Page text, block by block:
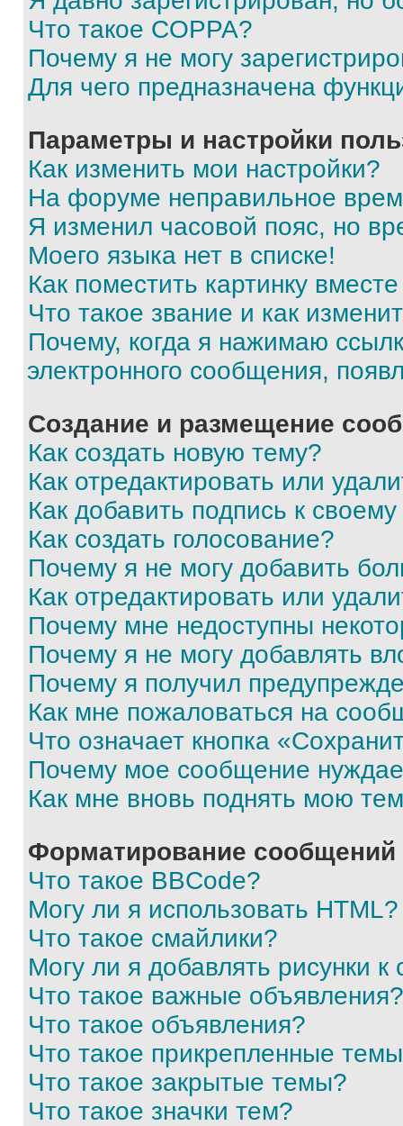
Что такое COPPA?
Почему я не могу
Для чего предназначена
Параметры и настройки
Как изменить мои настройки?
На форуме неправильное
Я изменил часовой пояс, но
Моего языка нет в списке!
Как поместить картинку
Что такое звание и как
Почему, когда я нажимаю
электронного сообщения,
Создание и размещение
Как создать новую тему?
Как отредактировать или
Как добавить подпись к
Как создать голосование?
Почему я не могу добавить
Как отредактировать или
Почему мне недоступны
Почему я не могу добавлять
Почему я получил
Как мне пожаловаться на
Что означает кнопка
Почему мое сообщение
Как мне вновь поднять мою
Форматирование
Что такое BBCode?
Могу ли я использовать HTML?
Что такое смайлики?
Могу ли я добавлять рисунки
Что такое важные объявления?
Что такое объявления?
Что такое прикрепленные
Что такое закрытые темы?
Что такое значки тем?